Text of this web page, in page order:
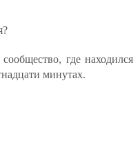
где находился
минутах.